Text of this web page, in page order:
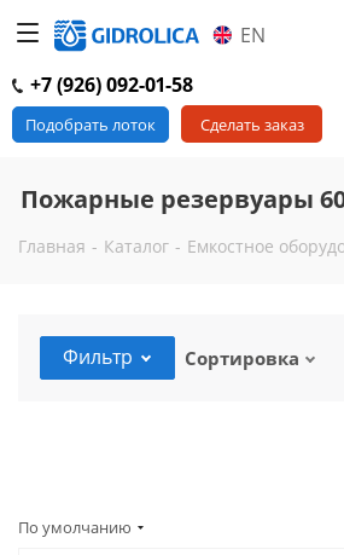
EN
+7 (926) 092-01-58
Подобрать лоток Сделать заказ
Пожарные резервуары
Главная - Каталог - Емкостное
Фильтр Сортировка
По умолчанию